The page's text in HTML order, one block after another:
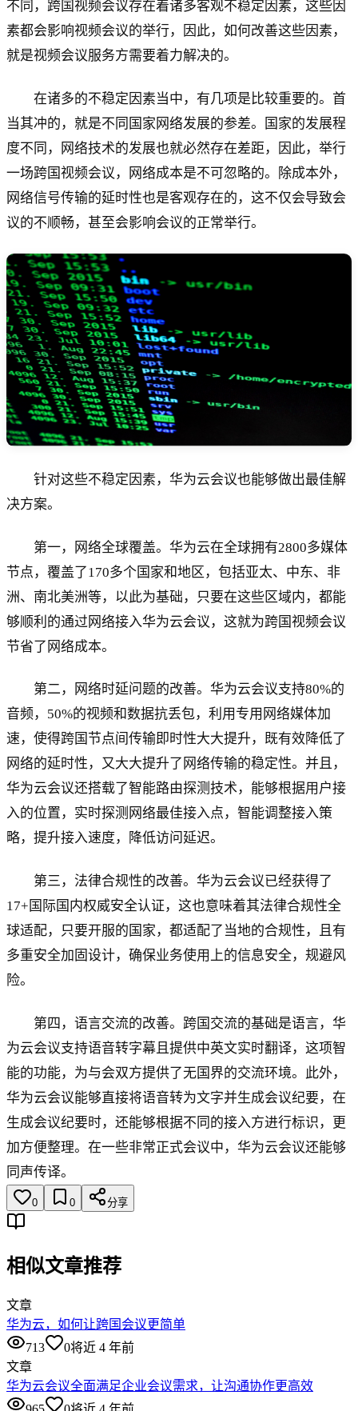
不同，跨国视频会议存在着诸多客观不稳定因素，这些因
素都会影响视频会议的举行，因此，如何改善这些因素，
就是视频会议服务方需要着力解决的。
在诸多的不稳定因素当中，有几项是比较重要的。首
当其冲的，就是不同国家网络发展的参差。国家的发展程
度不同，网络技术的发展也就必然存在差距，因此，举行
一场跨国视频会议，网络成本是不可忽略的。除成本外，
网络信号传输的延时性也是客观存在的，这不仅会导致会
议的不顺畅，甚至会影响会议的正常举行。
针对这些不稳定因素，华为云会议也能够做出最佳解
决方案。
第一，网络全球覆盖。华为云在全球拥有2800多媒体
节点，覆盖了170多个国家和地区，包括亚太、中东、非
洲、南北美洲等，以此为基础，只要在这些区域内，都能
够顺利的通过网络接入华为云会议，这就为跨国视频会议
节省了网络成本。
第二，网络时延问题的改善。华为云会议支持80%的
音频，50%的视频和数据抗丢包，利用专用网络媒体加
速，使得跨国节点间传输即时性大大提升，既有效降低了
网络的延时性，又大大提升了网络传输的稳定性。并且，
华为云会议还搭载了智能路由探测技术，能够根据用户接
入的位置，实时探测网络最佳接入点，智能调整接入策
略，提升接入速度，降低访问延迟。
第三，法律合规性的改善。华为云会议已经获得了
17+国际国内权威安全认证，这也意味着其法律合规性全
球适配，只要开服的国家，都适配了当地的合规性，且有
多重安全加固设计，确保业务使用上的信息安全，规避风
险。
第四，语言交流的改善。跨国交流的基础是语言，华
为云会议支持语音转字幕且提供中英文实时翻译，这项智
能的功能，为与会双方提供了无国界的交流环境。此外，
华为云会议能够直接将语音转为文字并生成会议纪要，在
生成会议纪要时，还能够根据不同的接入方进行标识，更
加方便整理。在一些非常正式会议中，华为云会议还能够
同声传译。
0 0 分享
相似文章推荐
文章
华为云，如何让跨国会议更简单
713
0将近 4 年前
文章
华为云会议全面满足企业会议需求，让沟通协作更高效